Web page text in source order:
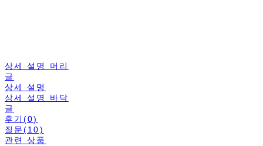
상세 설명 머리
글
상세 설명
상세 설명 바닥
글
후기(0)
질문(10)
관련 상품